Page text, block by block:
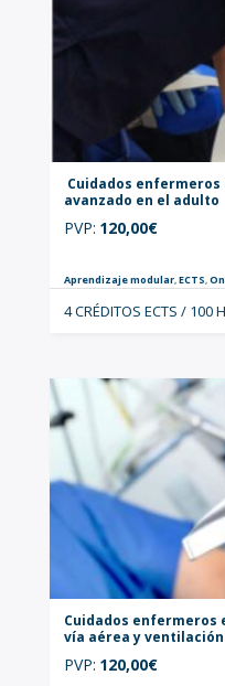
Cuidados
avanzado en el adulto
PVP: 120,00€
Aprendizaje modular,ECTS,
4 CRÉDITOS ECTS / 100
Cuidados enfermeros
vía aérea y
PVP: 120,00€